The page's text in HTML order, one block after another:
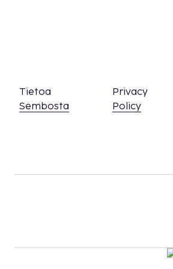
Lakanamaksu: 14 EUR
Syöttötuoli: 8 EUR per
Pyyhemaksu: 10 EUR
Kansallisten
EUR:n suuruista
asiasta ottamalla
Kontaktiton
Tietoa
Sembosta
Privacy
Policy